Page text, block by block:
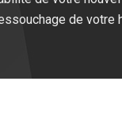
de votre